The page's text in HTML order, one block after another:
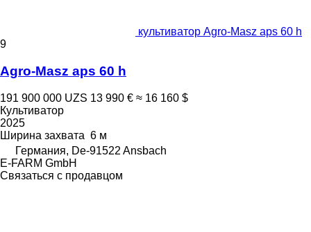
культиватор Agro-Masz aps 60 h
9
Agro-Masz aps 60 h
191 900 000 UZS 13 990 € ≈ 16 160 $
Культиватор
2025
Ширина захвата 6 м
Германия, De-91522 Ansbach
E-FARM GmbH
Связаться с продавцом